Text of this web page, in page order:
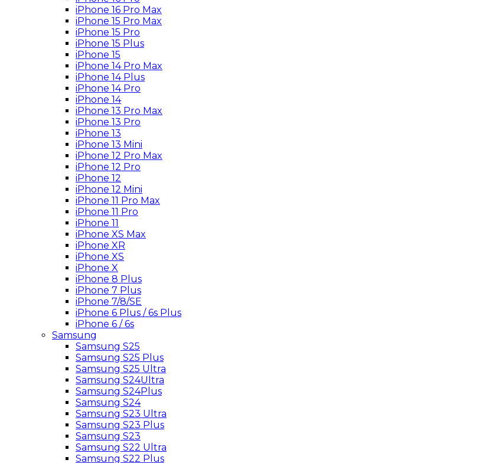
iPhone 16 Pro Max
iPhone 15 Pro Max
iPhone 15 Pro
iPhone 15 Plus
iPhone 15
iPhone 14 Pro Max
iPhone 14 Plus
iPhone 14 Pro
iPhone 14
iPhone 13 Pro Max
iPhone 13 Pro
iPhone 13
iPhone 13 Mini
iPhone 12 Pro Max
iPhone 12 Pro
iPhone 12
iPhone 12 Mini
iPhone 11 Pro Max
iPhone 11 Pro
iPhone 11
iPhone XS Max
iPhone XR
iPhone XS
iPhone X
iPhone 8 Plus
iPhone 7 Plus
iPhone 7/8/SE
iPhone 6 Plus / 6s Plus
iPhone 6 / 6s
Samsung
Samsung S25
Samsung S25 Plus
Samsung S25 Ultra
Samsung S24Ultra
Samsung S24Plus
Samsung S24
Samsung S23 Ultra
Samsung S23 Plus
Samsung S23
Samsung S22 Ultra
Samsung S22 Plus